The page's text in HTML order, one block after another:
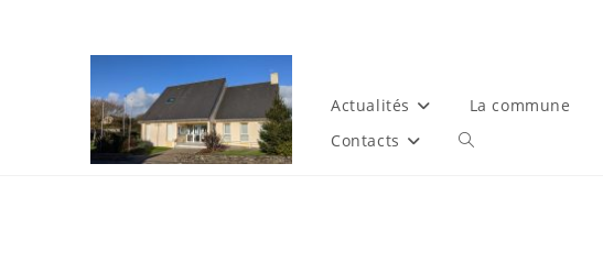
Actualités La commune
Contacts